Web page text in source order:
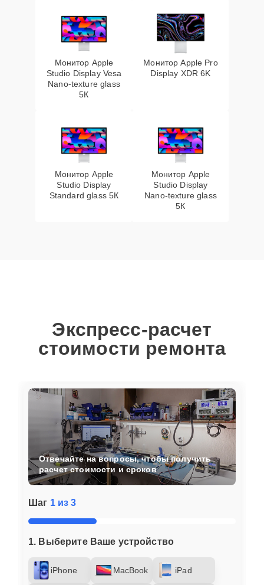
Монитор Apple
Studio Display Vesa
Nano-texture glass
5К
Монитор Apple Pro
Display XDR 6K
Монитор Apple
Studio Display
Standard glass 5К
Монитор Apple
Studio Display
Nano-texture glass
5К
Экспресс-расчет
стоимости ремонта
Шаг 1 из 3
1. Выберите Ваше устройство
iPhone MacBook iPad
Отвечайте на вопросы, чтобы получить
расчет стоимости и сроков